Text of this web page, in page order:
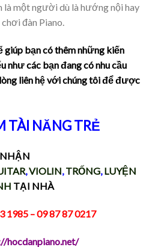
là một người dù là hướng nội hay
đàn Piano.
bạn có thêm những kiến
như các bạn đang có nhu cầu
liên hệ với chúng tôi để được
TÀI NĂNG TRẺ
NHẬN
,VIOLIN,TRỐNG,LUYỆN
TẠI NHÀ
1985 – 09 87 87 0217
hocdanpiano.net/